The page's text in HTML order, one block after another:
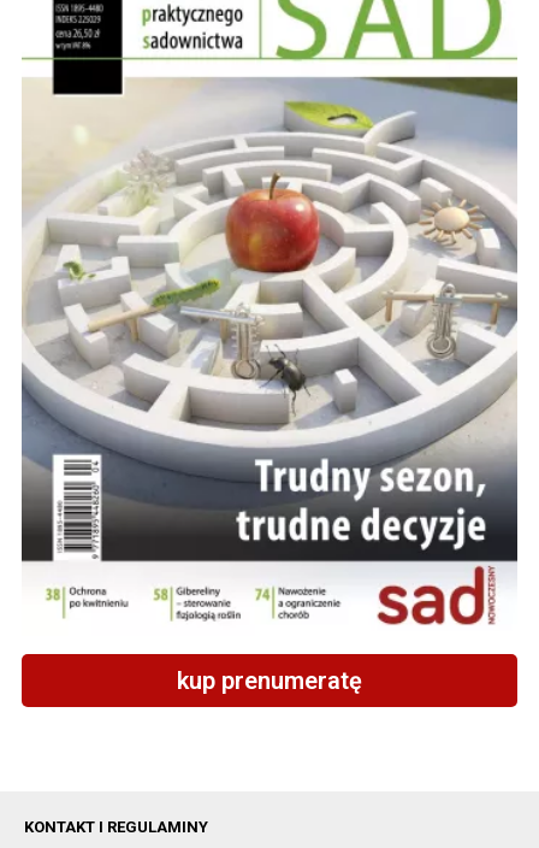
kup prenumeratę
KONTAKT I REGULAMINY